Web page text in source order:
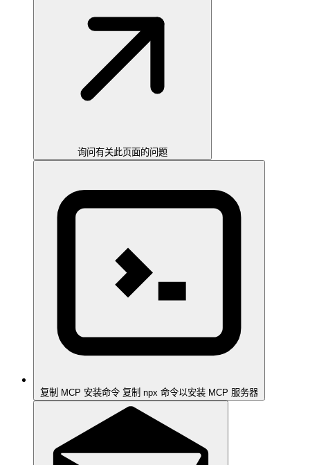
询问有关此页面的问题
复制 MCP 安装命令 复制 npx 命令以安装 MCP 服务器